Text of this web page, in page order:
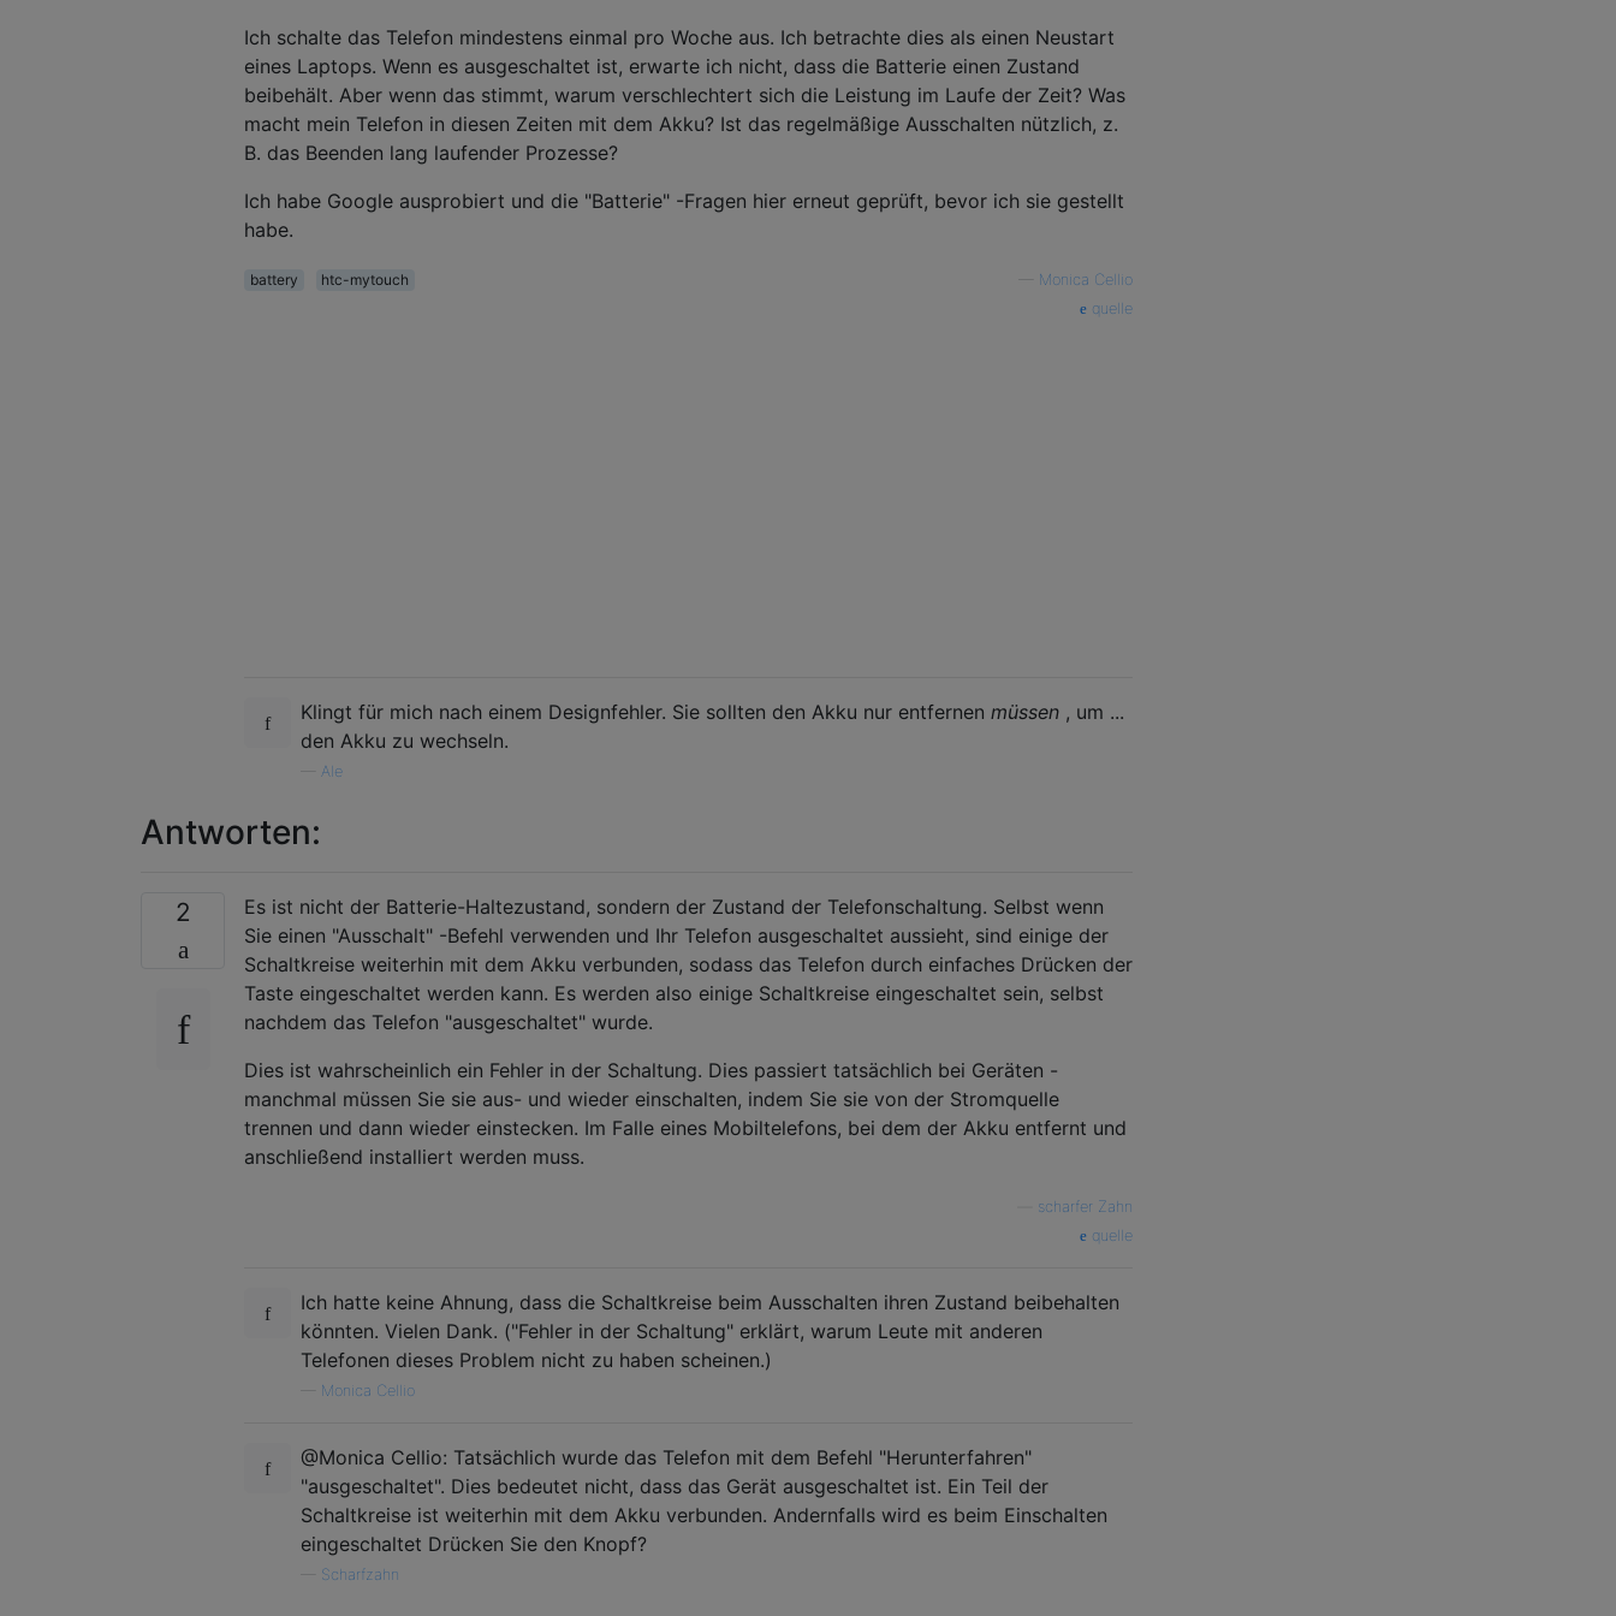
Ich schalte das Telefon mindestens einmal pro Woche aus. Ich betrachte dies als einen Neustart
eines Laptops. Wenn es ausgeschaltet ist, erwarte ich nicht, dass die Batterie einen Zustand
beibehält. Aber wenn das stimmt, warum verschlechtert sich die Leistung im Laufe der Zeit? Was
macht mein Telefon in diesen Zeiten mit dem Akku? Ist das regelmäßige Ausschalten nützlich, z.
B. das Beenden lang laufender Prozesse?
Ich habe Google ausprobiert und die "Batterie" -Fragen hier erneut geprüft, bevor ich sie gestellt
habe.
battery htc-mytouch
Monica Cellio
quelle
Klingt für mich nach einem Designfehler. Sie sollten den Akku nur entfernen müssen , um ...
den Akku zu wechseln.
Ale
Antworten:
2
Es ist nicht der Batterie-Haltezustand, sondern der Zustand der Telefonschaltung. Selbst wenn
Sie einen "Ausschalt" -Befehl verwenden und Ihr Telefon ausgeschaltet aussieht, sind einige der
Schaltkreise weiterhin mit dem Akku verbunden, sodass das Telefon durch einfaches Drücken der
Taste eingeschaltet werden kann. Es werden also einige Schaltkreise eingeschaltet sein, selbst
nachdem das Telefon "ausgeschaltet" wurde.
Dies ist wahrscheinlich ein Fehler in der Schaltung. Dies passiert tatsächlich bei Geräten -
manchmal müssen Sie sie aus- und wieder einschalten, indem Sie sie von der Stromquelle
trennen und dann wieder einstecken. Im Falle eines Mobiltelefons, bei dem der Akku entfernt und
anschließend installiert werden muss.
scharfer Zahn
quelle
Ich hatte keine Ahnung, dass die Schaltkreise beim Ausschalten ihren Zustand beibehalten
könnten. Vielen Dank. ("Fehler in der Schaltung" erklärt, warum Leute mit anderen
Telefonen dieses Problem nicht zu haben scheinen.)
Monica Cellio
@Monica Cellio: Tatsächlich wurde das Telefon mit dem Befehl "Herunterfahren"
"ausgeschaltet". Dies bedeutet nicht, dass das Gerät ausgeschaltet ist. Ein Teil der
Schaltkreise ist weiterhin mit dem Akku verbunden. Andernfalls wird es beim Einschalten
eingeschaltet Drücken Sie den Knopf?
Scharfzahn